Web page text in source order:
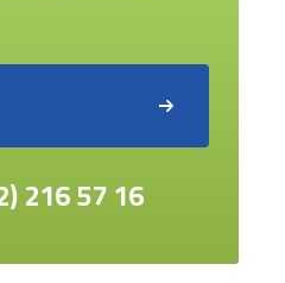
216 57 16